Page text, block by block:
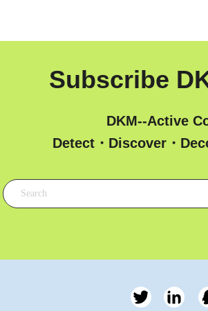
Subscribe
DKM--Active
Detect・Discover・